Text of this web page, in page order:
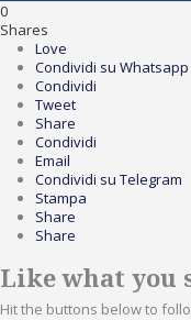
0
Shares
Love
Condividi su Whatsapp
Condividi
Tweet
Share
Condividi
Email
Condividi su Telegram
Stampa
Share
Share
Like what you
Hit the buttons below to